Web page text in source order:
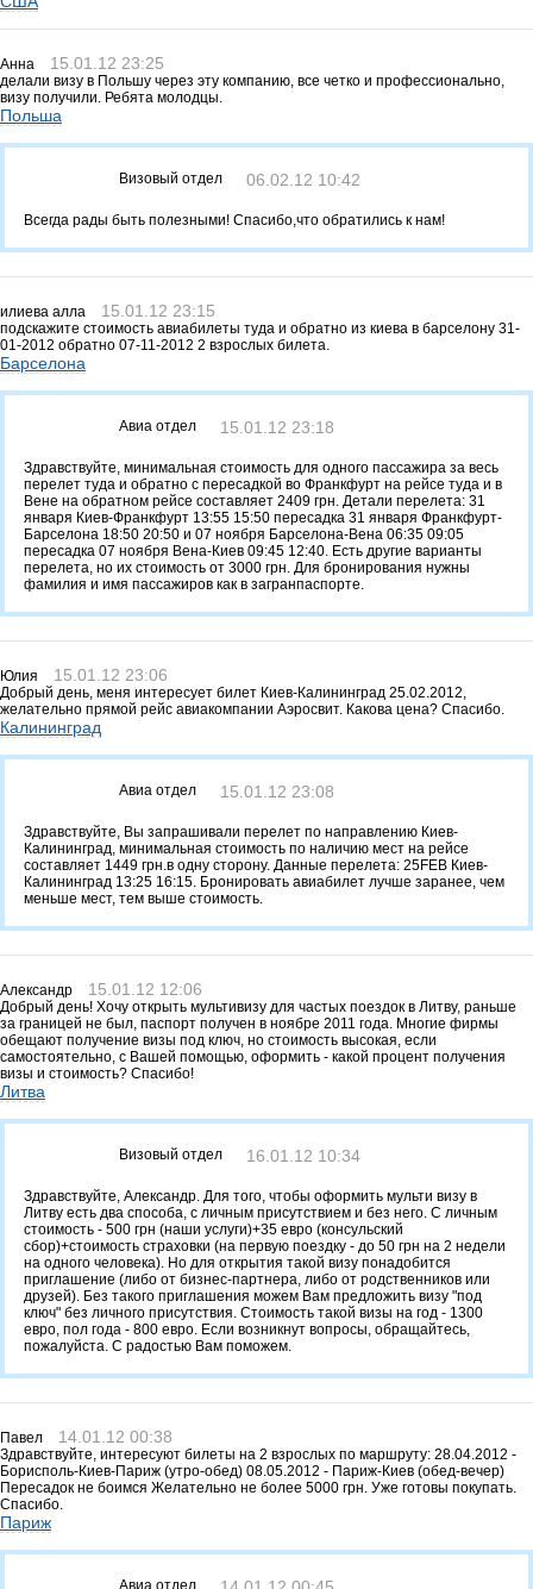
Анна 15.01.12 23:25
делали визу в Польшу через эту компанию, все четко и профессионально,
визу получили. Ребята молодцы.
Польша
Визовый отдел 06.02.12 10:42
Всегда рады быть полезными! Спасибо,что обратились к нам!
илиева алла 15.01.12 23:15
подскажите стоимость авиабилеты туда и обратно из киева в барселону 31-
01-2012 обратно 07-11-2012 2 взрослых билета.
Барселона
Авиа отдел 15.01.12 23:18
Здравствуйте, минимальная стоимость для одного пассажира за весь
перелет туда и обратно с пересадкой во Франкфурт на рейсе туда и в
Вене на обратном рейсе составляет 2409 грн. Детали перелета: 31
января Киев-Франкфурт 13:55 15:50 пересадка 31 января Франкфурт-
Барселона 18:50 20:50 и 07 ноября Барселона-Вена 06:35 09:05
пересадка 07 ноября Вена-Киев 09:45 12:40. Есть другие варианты
перелета, но их стоимость от 3000 грн. Для бронирования нужны
фамилия и имя пассажиров как в загранпаспорте.
Юлия 15.01.12 23:06
Добрый день, меня интересует билет Киев-Калининград 25.02.2012,
желательно прямой рейс авиакомпании Аэросвит. Какова цена? Спасибо.
Калининград
Авиа отдел 15.01.12 23:08
Здравствуйте, Вы запрашивали перелет по направлению Киев-
Калининград, минимальная стоимость по наличию мест на рейсе
составляет 1449 грн.в одну сторону. Данные перелета: 25FEB Киев-
Калининград 13:25 16:15. Бронировать авиабилет лучше заранее, чем
меньше мест, тем выше стоимость.
Александр 15.01.12 12:06
Добрый день! Хочу открыть мультивизу для частых поездок в Литву, раньше
за границей не был, паспорт получен в ноябре 2011 года. Многие фирмы
обещают получение визы под ключ, но стоимость высокая, если
самостоятельно, с Вашей помощью, оформить - какой процент получения
визы и стоимость? Спасибо!
Литва
Визовый отдел 16.01.12 10:34
Здравствуйте, Александр. Для того, чтобы оформить мульти визу в
Литву есть два способа, с личным присутствием и без него. С личным
стоимость - 500 грн (наши услуги)+35 евро (консульский
сбор)+стоимость страховки (на первую поездку - до 50 грн на 2 недели
на одного человека). Но для открытия такой визу понадобится
приглашение (либо от бизнес-партнера, либо от родственников или
друзей). Без такого приглашения можем Вам предложить визу "под
ключ" без личного присутствия. Стоимость такой визы на год - 1300
евро, пол года - 800 евро. Если возникнут вопросы, обращайтесь,
пожалуйста. С радостью Вам поможем.
Павел 14.01.12 00:38
Здравствуйте, интересуют билеты на 2 взрослых по маршруту: 28.04.2012 -
Борисполь-Киев-Париж (утро-обед) 08.05.2012 - Париж-Киев (обед-вечер)
Пересадок не боимся Желательно не более 5000 грн. Уже готовы покупать.
Спасибо.
Париж